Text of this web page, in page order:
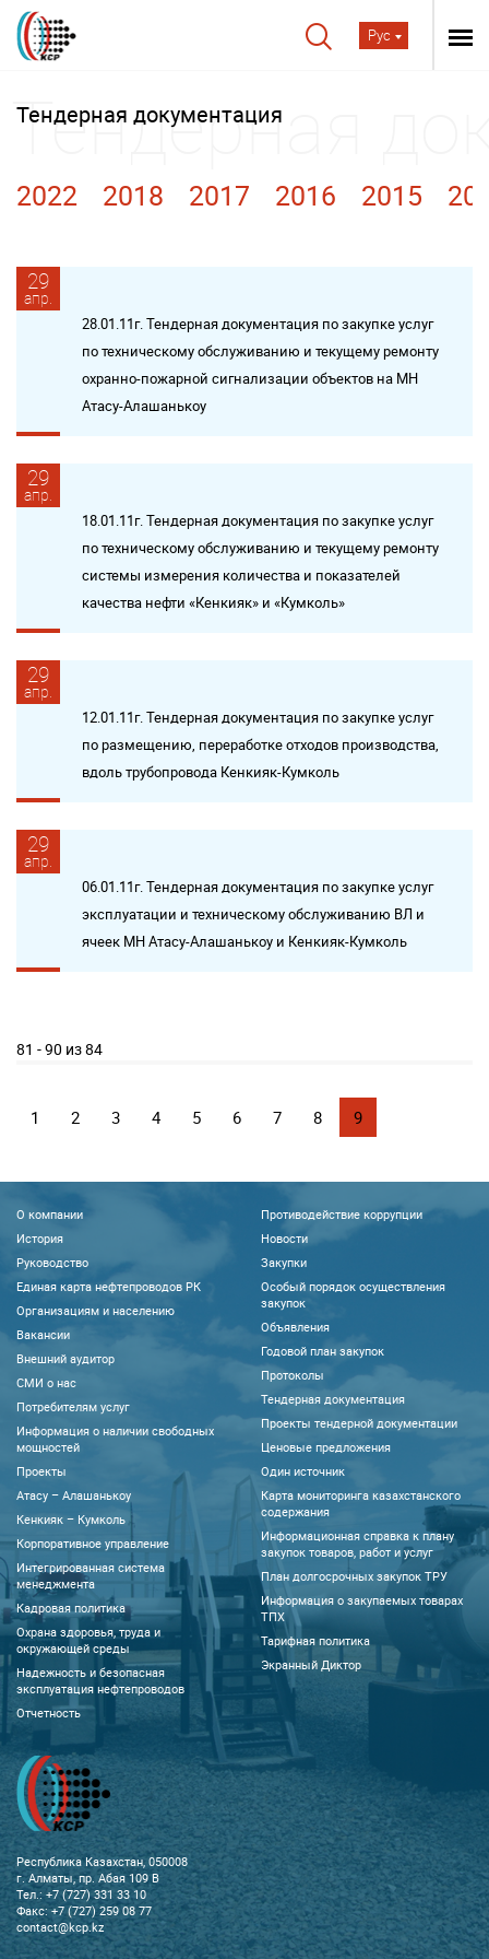
Рус
Тендерная документация
2022 2018 2017 2016 2015
29
апр.
28.01.11г. Тендерная документация по закупке услуг
по техническому обслуживанию и текущему ремонту
охранно-пожарной сигнализации объектов на МН
Атасу-Алашанькоу
29
апр.
18.01.11г. Тендерная документация по закупке услуг
по техническому обслуживанию и текущему ремонту
системы измерения количества и показателей
качества нефти «Кенкияк» и «Кумколь»
29
апр.
12.01.11г. Тендерная документация по закупке услуг
по размещению, переработке отходов производства,
вдоль трубопровода Кенкияк-Кумколь
29
апр.
06.01.11г. Тендерная документация по закупке услуг
эксплуатации и техническому обслуживанию ВЛ и
ячеек МН Атасу-Алашанькоу и Кенкияк-Кумколь
81 - 90 из 84
1 2 3 4 5 6 7 8 9
О компании
История
Руководство
Единая карта нефтепроводов РК
Организациям и населению
Вакансии
Внешний аудитор
CМИ о нас
Потребителям услуг
Информация о наличии свободных
мощностей
Проекты
Атасу – Алашанькоу
Кенкияк – Кумколь
Корпоративное управление
Интегрированная система
менеджмента
Кадровая политика
Охрана здоровья, труда и
окружающей среды
Надежность и безопасная
эксплуатация нефтепроводов
Отчетность
Противодействие коррупции
Новости
Закупки
Особый порядок осуществления
закупок
Объявления
Годовой план закупок
Протоколы
Тендерная документация
Проекты тендерной документации
Ценовые предложения
Один источник
Карта мониторинга казахстанского
содержания
Информационная справка к плану
закупок товаров, работ и услуг
План долгосрочных закупок ТРУ
Информация о закупаемых товарах
ТПХ
Тарифная политика
Экранный Диктор
Республика Казахстан, 050008
г. Алматы, пр. Абая 109 В
Тел.: +7 (727) 331 33 10
Факс: +7 (727) 259 08 77
contact@kcp.kz